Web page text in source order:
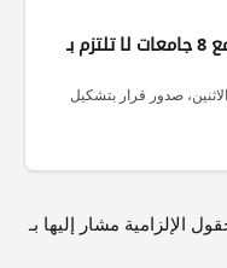
التعليم تصدر توضيحاً بشأن التحقيق مع 8 جامعات لا تلتزم بـ
صدور قرار بتشكيل
الإلزامية مشار إليها بـ